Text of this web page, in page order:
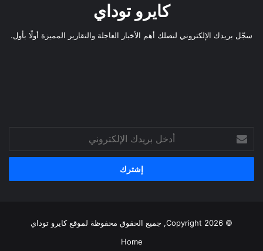
كايرو توداي
سجّل بريدك الإلكتروني لتصلك أهم الأخبار العاجلة والتقارير المميزة أولًا بأول.
بريدك
الإلكتروني
© Copyright 2026, جميع الحقوق محفوظة لموقع
كايرو توداي
Home